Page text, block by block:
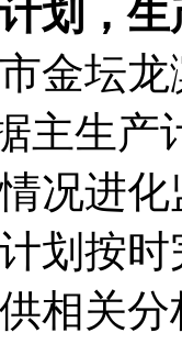
划，
金坛
主生产
况进
划按
相关